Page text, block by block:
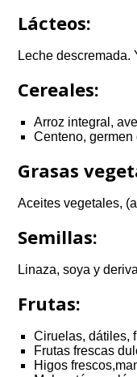
Lácteos:
Leche descremada.
Cereales:
Arroz integral,
Centeno, germen
Grasas
Aceites vegetales,
Semillas:
Linaza, soya y
Frutas:
Ciruelas, dátiles,
Frutas frescas
Higos